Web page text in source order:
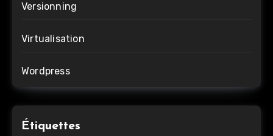
Versionning
Virtualisation
Wordpress
Étiquettes